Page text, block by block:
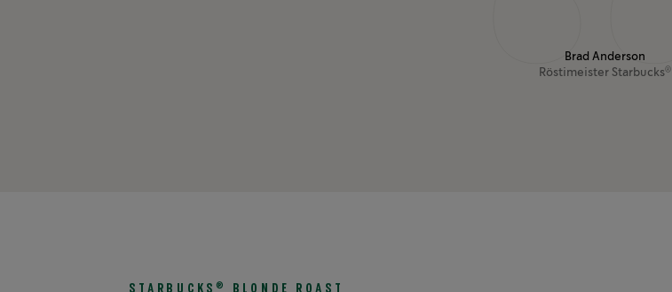
Brad Anderson
Röstimeister Starbucks®
STARBUCKS ® BLONDE ROAST